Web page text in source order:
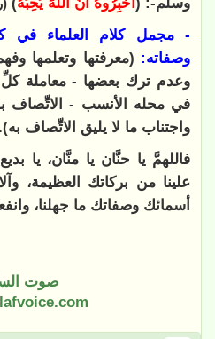
- مجمل كلام العلماء في
وصفاته: (معرفتها وتعلمها
وعدم ترك بعضها - معاملة كلِّ
في محله الأنسب - الاتِّصاف
واجتناب ما لا يليق الاتِّصاف به).
فاللهمَّ يا حنَّان يا منَّان، يا
علينا من بركاتك العظيمة،
أسمائك وصفاتك ما جهلنا،
صوت